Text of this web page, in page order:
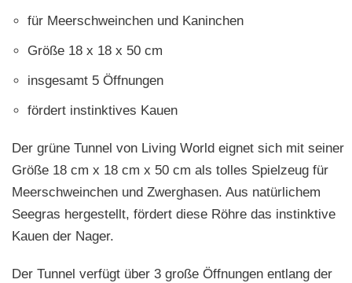
für Meerschweinchen und Kaninchen
Größe 18 x 18 x 50 cm
insgesamt 5 Öffnungen
fördert instinktives Kauen
Der grüne Tunnel von Living World eignet sich mit seiner
Größe 18 cm x 18 cm x 50 cm als tolles Spielzeug für
Meerschweinchen und Zwerghasen. Aus natürlichem
Seegras hergestellt, fördert diese Röhre das instinktive
Kauen der Nager.
Der Tunnel verfügt über 3 große Öffnungen entlang der